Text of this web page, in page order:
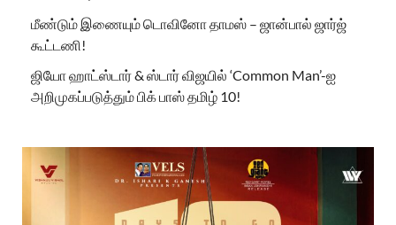
மீண்டும் இணையும் டொவினோ தாமஸ் – ஜான்பால் ஜார்ஜ்
கூட்டணி!
ஜியோ ஹாட்ஸ்டார் & ஸ்டார் விஜயில் ‘Common Man’-ஐ
அறிமுகப்படுத்தும் பிக் பாஸ் தமிழ் 10!